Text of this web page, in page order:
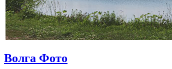
Волга Фото